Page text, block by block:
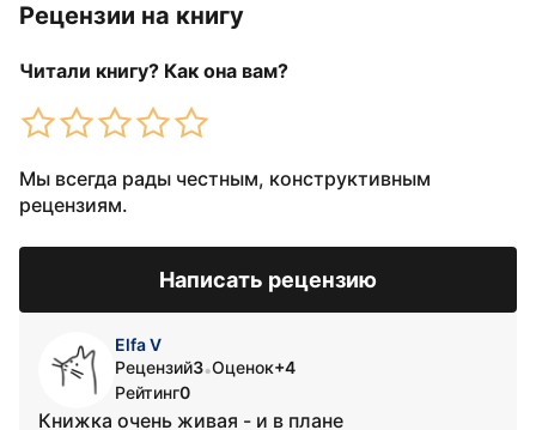
Рецензии на книгу
Читали книгу? Как она вам?
Мы всегда рады честным, конструктивным
рецензиям.
Написать рецензию
Elfa V
Рецензий3•Оценок+4
Рейтинг0
Книжка очень живая - и в плане